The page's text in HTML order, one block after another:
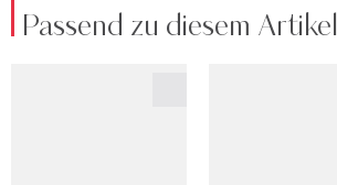
Passend zu diesem Artikel